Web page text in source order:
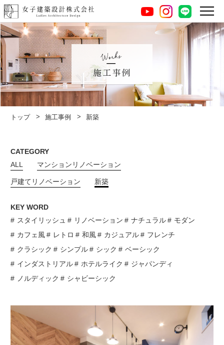
youtube instagram LINE
施工事例
トップ 施工事例 新築
CATEGORY
ALL
マンションリノベーション
戸建てリノベーション 新築
KEY WORD
スタイリッシュ
リノベーション ナチュラル
モダン
カフェ風
レトロ 和風 カジュアル
フレンチ
クラシック
シンプル シック
ベーシック
インダストリアル
ホテルライク
ジャパンディ
ノルディック
シャビーシック